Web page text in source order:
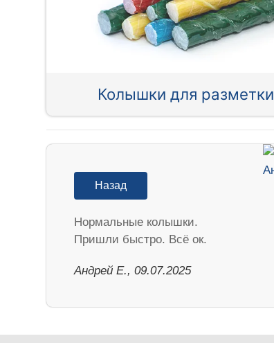
Колышки для разметки
Назад
Нормальные колышки.
Пришли быстро. Всё ок.
Андрей Е., 09.07.2025